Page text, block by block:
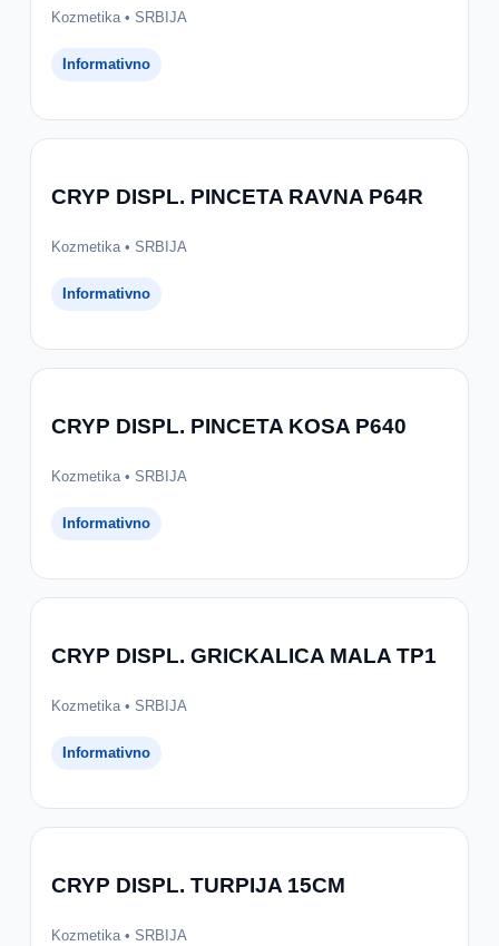
Kozmetika • SRBIJA
Informativno
CRYP DISPL. PINCETA RAVNA P64R
Kozmetika • SRBIJA
Informativno
CRYP DISPL. PINCETA KOSA P640
Kozmetika • SRBIJA
Informativno
CRYP DISPL. GRICKALICA MALA TP1
Kozmetika • SRBIJA
Informativno
CRYP DISPL. TURPIJA 15CM
Kozmetika • SRBIJA